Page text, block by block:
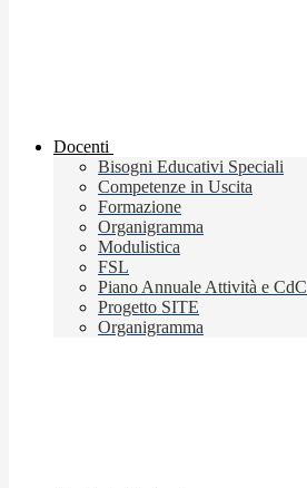
Docenti
Bisogni Educativi Speciali
Competenze in Uscita
Formazione
Organigramma
Modulistica
FSL
Piano Annuale Attività e CdC
Progetto SITE
Organigramma